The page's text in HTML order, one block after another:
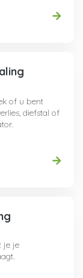
of u bent
diefstal of
je je